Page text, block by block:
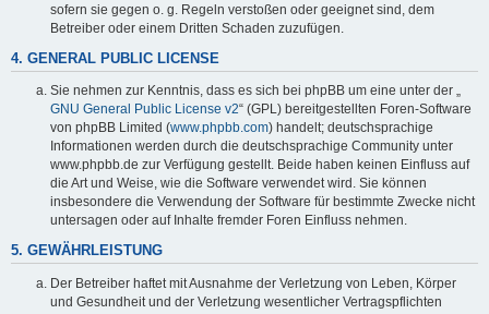
sofern sie gegen o. g. Regeln verstoßen oder geeignet sind, dem
Betreiber oder einem Dritten Schaden zuzufügen.
4. GENERAL PUBLIC LICENSE
Sie nehmen zur Kenntnis, dass es sich bei phpBB um eine unter der „
GNU General Public License v2“ (GPL) bereitgestellten Foren-Software
von phpBB Limited (www.phpbb.com) handelt; deutschsprachige
Informationen werden durch die deutschsprachige Community unter
www.phpbb.de zur Verfügung gestellt. Beide haben keinen Einfluss auf
die Art und Weise, wie die Software verwendet wird. Sie können
insbesondere die Verwendung der Software für bestimmte Zwecke nicht
untersagen oder auf Inhalte fremder Foren Einfluss nehmen.
5. GEWÄHRLEISTUNG
Der Betreiber haftet mit Ausnahme der Verletzung von Leben, Körper
und Gesundheit und der Verletzung wesentlicher Vertragspflichten